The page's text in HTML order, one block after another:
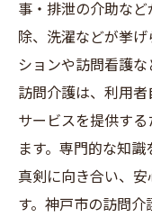
事・排泄の介助な
除、洗濯などが挙
ションや訪問看護な
訪問介護は、利用
サービスを提供す
ます。専門的な知
真剣に向き合い、
す。神戸市の訪問